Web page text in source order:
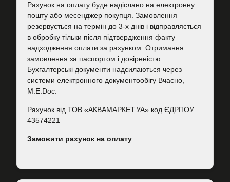
Рахунок на оплату буде надіслано на електронну
пошту або месенджер покупця. Замовлення
резервується на термін до 3-х днів і відправляється
в обробку тільки після підтвердження факту
надходження оплати за рахунком. Отримання
замовлення за паспортом і довіреністю.
Бухгалтерські документи надсилаються через
системи електронного документообігу Вчасно,
M.E.Doc.
Рахунок від ТОВ «АКВАМАРКЕТ.УА» код ЄДРПОУ
43574221
Замовити рахунок на оплату